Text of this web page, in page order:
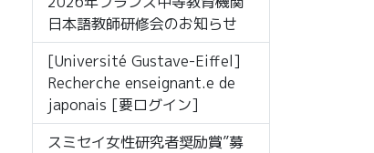
日本語教師研修会のお知らせ
[Université Gustave-Eiffel]
Recherche enseignant.e de
japonais [要ログイン]
スミセイ女性研究者奨励賞”募